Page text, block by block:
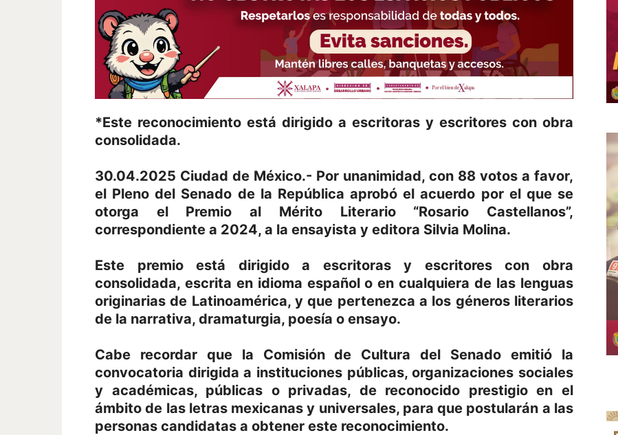
*Este reconocimiento está dirigido a escritoras y escritores con obra
consolidada.
30.04.2025 Ciudad de México.- Por unanimidad, con 88 votos a favor,
el Pleno del Senado de la República aprobó el acuerdo por el que se
otorga el Premio al Mérito Literario “Rosario Castellanos”,
correspondiente a 2024, a la ensayista y editora Silvia Molina.
Este premio está dirigido a escritoras y escritores con obra
consolidada, escrita en idioma español o en cualquiera de las lenguas
originarias de Latinoamérica, y que pertenezca a los géneros literarios
de la narrativa, dramaturgia, poesía o ensayo.
Cabe recordar que la Comisión de Cultura del Senado emitió la
convocatoria dirigida a instituciones públicas, organizaciones sociales
y académicas, públicas o privadas, de reconocido prestigio en el
ámbito de las letras mexicanas y universales, para que postularán a las
personas candidatas a obtener este reconocimiento.